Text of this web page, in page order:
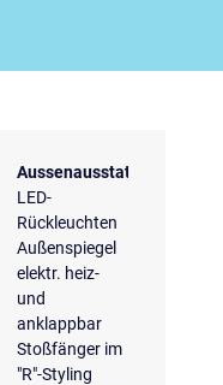
Aussenausstattung
LED-
Rückleuchten
Außenspiegel
elektr. heiz-
und
anklappbar
Stoßfänger im
"R"-Styling